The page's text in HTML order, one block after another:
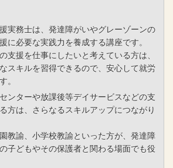
実務士は、発達障がいやグレーゾーンの
に必要な実践力を養成する講座です。
支援を仕事にしたいと考えている方は、
スキルを習得できるので、安心して就労
。
ンターや放課後等デイサービスなどの支
方は、さらなるスキルアップにつながり
教諭、小学校教諭といった方が、発達障
子どもやその保護者と関わる場面でも役